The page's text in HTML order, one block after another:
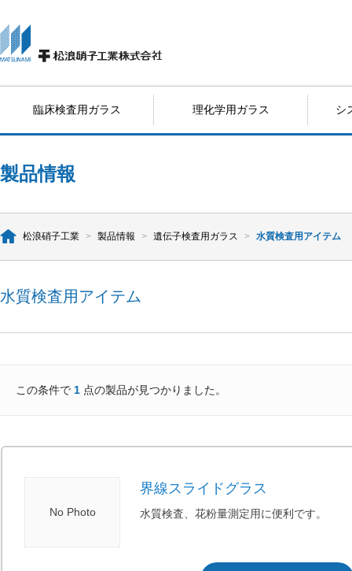
臨床検査用ガラス 理化学用ガラス シ
製品情報
松浪硝子工業 > 製品情報 > 遺伝子検査用ガラス > 水質検査用アイテム
水質検査用アイテム
この条件で 1 点の製品が見つかりました。
No Photo
界線スライドグラス
水質検査、花粉量測定用に便利です。